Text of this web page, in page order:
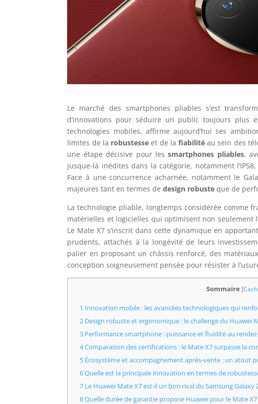
Le marché des smartphones pliables s’est
d’innovations pour séduire un public toujours plus
technologies mobiles, affirme aujourd’hui ses
limites de la robustesse et de lafiabilité au sein des
une étape décisive pour lessmartphones pliables,
jusque-là inédites dans la catégorie, notamment
Face à une concurrence acharnée, notamment le
majeures tant en termes dedesign robuste que de
La technologie pliable, longtemps considérée comme
matérielles et logicielles qui optimisent non seulement
Le Mate X7 s’inscrit dans cette dynamique en
prudents, attachés à la longévité de leurs
palier en proposant un châssis renforcé, des
conception soigneusement pensée pour résister à
Sommaire [
1 Innovation mobile : les avancées technologiques qui
2 Design robuste et ergonomique : le challenge du Huawei
3 Performance smartphone : puissance et fluidité au
4 Comparaison des certifications : le Mate X7 surpasse la
5 Écosystème et accompagnement après-vente : un atout
6 Quelle est la principale innovation en termes de
7 Le Huawei Mate X7 est-il un bon rival du Samsung Galaxy
8 Quelle durée de garantie propose Huawei pour le Mate X7